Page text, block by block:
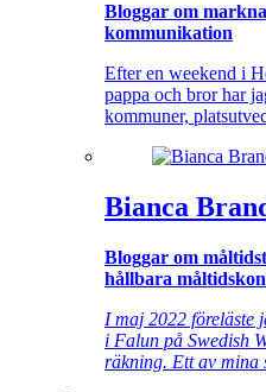
Bloggar om
kommunikation
Efter en weekend i
pappa och bror har
kommuner,
Bianca
Bloggar om
hållbara
I maj 2022 föreläste
i Falun på Swedish
räkning. Ett av mina